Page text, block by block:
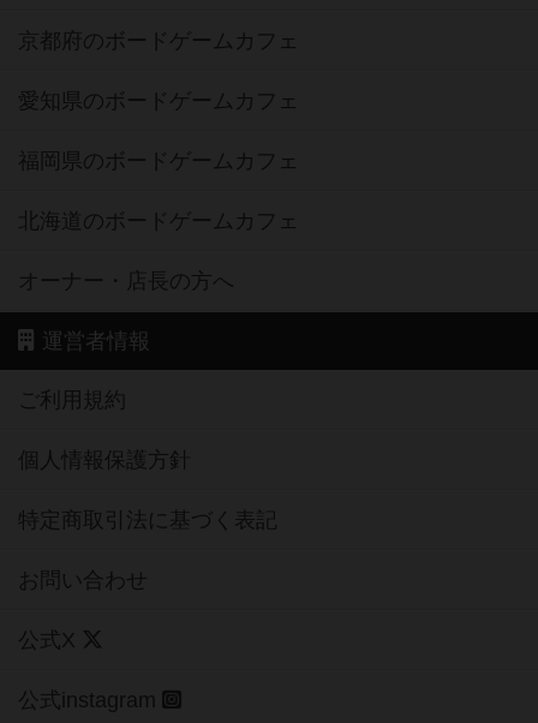
京都府のボードゲームカフェ
愛知県のボードゲームカフェ
福岡県のボードゲームカフェ
北海道のボードゲームカフェ
オーナー・店長の方へ
運営者情報
ご利用規約
個人情報保護方針
特定商取引法に基づく表記
お問い合わせ
公式X
公式instagram